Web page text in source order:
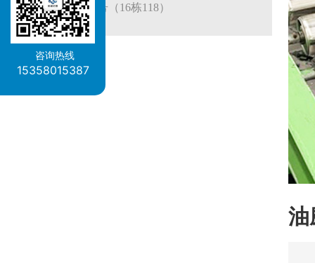
89号（16栋118）
油
咨询热线
15358015387